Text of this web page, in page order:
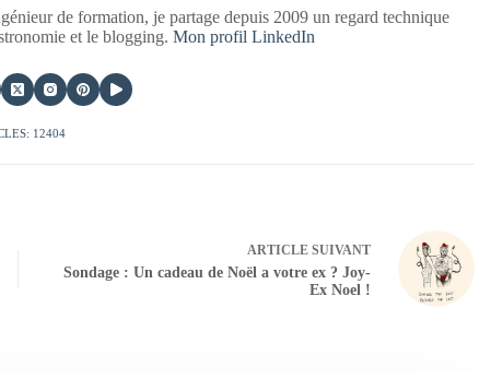
de formation, je partage depuis 2009 un regard technique
et le blogging.Mon profil LinkedIn
12404
ARTICLESUIVANT
Sondage : Un cadeau de Noël a votre ex ? Joy-
Ex Noel !